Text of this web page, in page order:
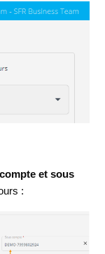
compte et sous
: